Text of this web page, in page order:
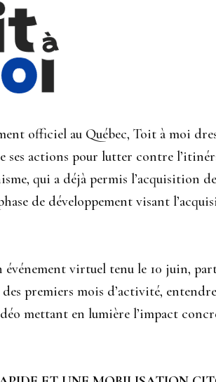
officiel au Québec, Toit à moi
ses actions pour lutter contre
qui a déjà permis l’acquisition
de développement visant
événement virtuel tenu le 10 juin,
premiers mois d’activité,
mettant en lumière l’impact